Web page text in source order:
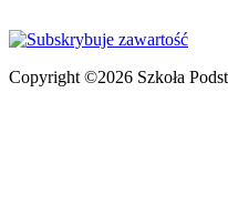
Copyright ©2026 Szkoła